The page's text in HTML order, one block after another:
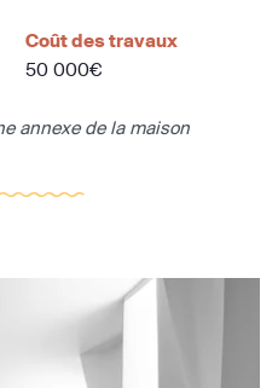
Coût des travaux
50 000€
annexe de la maison